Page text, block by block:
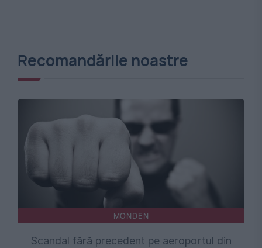
Recomandările noastre
MONDEN
Scandal fără precedent pe aeroportul din